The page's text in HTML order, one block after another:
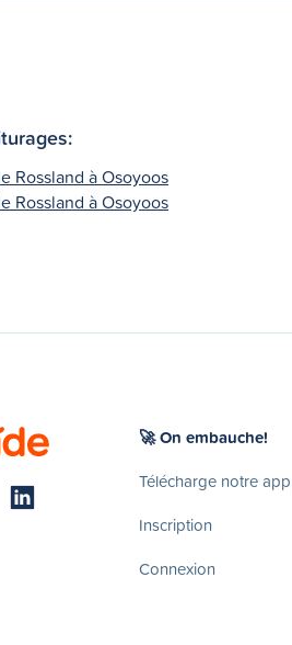
Rossland à Osoyoos
Rossland à Osoyoos
🚀 On embauche!
Télécharge notre app
Inscription
Connexion